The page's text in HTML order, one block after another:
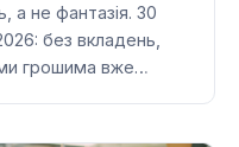
а не фантазія. 30
без вкладень,
грошима вже…